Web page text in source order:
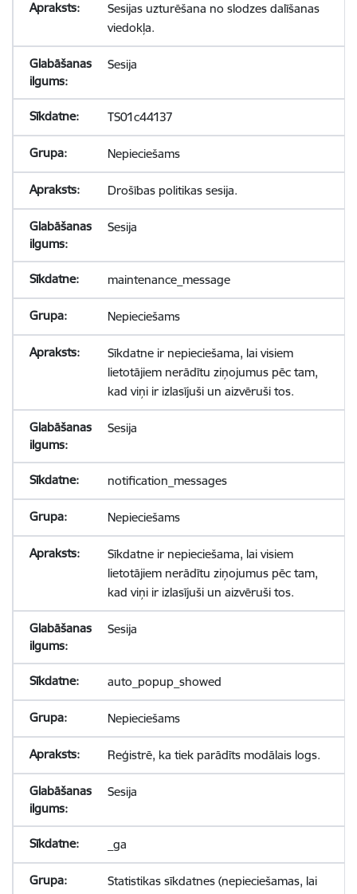
Sesijas uzturēšana no slodzes dalīšanas
viedokļa.
Sesija
TS01c44137
Nepieciešams
Drošības politikas sesija.
Sesija
maintenance_message
Nepieciešams
Sīkdatne ir nepieciešama, lai visiem
lietotājiem nerādītu ziņojumus pēc tam,
kad viņi ir izlasījuši un aizvēruši tos.
Sesija
notification_messages
Nepieciešams
Sīkdatne ir nepieciešama, lai visiem
lietotājiem nerādītu ziņojumus pēc tam,
kad viņi ir izlasījuši un aizvēruši tos.
Sesija
auto_popup_showed
Nepieciešams
Reģistrē, ka tiek parādīts modālais logs.
Sesija
_ga
Statistikas sīkdatnes (nepieciešamas, lai